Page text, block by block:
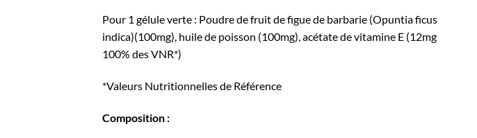
Pour 1 gélule verte : Poudre de fruit de figue de barbarie (Opuntia ficus
indica)(100mg), huile de poisson (100mg), acétate de vitamine E (12mg
100% des VNR*)
*Valeurs Nutritionnelles de Référence
Composition :